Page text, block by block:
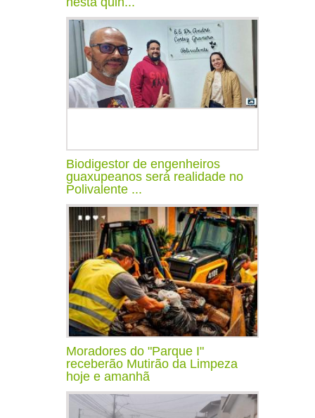
Biodigestor de engenheiros
guaxupeanos será realidade no
Polivalente ...
Moradores do "Parque I"
receberão Mutirão da Limpeza
hoje e amanhã